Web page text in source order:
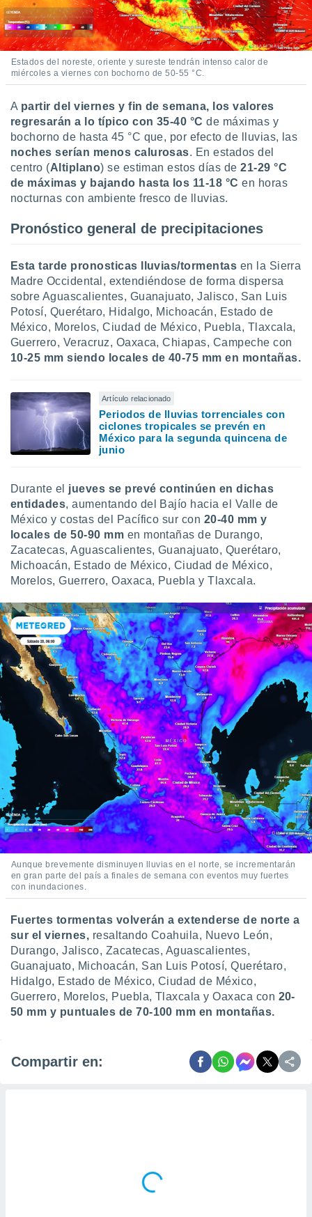
Estados del noreste, oriente y sureste tendrán intenso calor de
miércoles a viernes con bochorno de 50-55 °C.
A partir del viernes y fin de semana, los valores
regresarán a lo típico con 35-40 °Cde máximas y
bochorno de hasta 45 °C que, por efecto de lluvias, las
noches serían menos calurosas. En estados del
centro (Altiplano) se estiman estos días de21-29 °C
de máximas y bajando hasta los 11-18 °C en horas
nocturnas con ambiente fresco de lluvias.
Pronóstico general de precipitaciones
Esta tarde pronosticas lluvias/tormentas en la Sierra
Madre Occidental, extendiéndose de forma dispersa
sobre Aguascalientes, Guanajuato, Jalisco, San Luis
Potosí, Querétaro, Hidalgo, Michoacán, Estado de
México, Morelos, Ciudad de México, Puebla, Tlaxcala,
Guerrero, Veracruz, Oaxaca, Chiapas, Campeche con
10-25 mm siendo locales de 40-75 mm en montañas.
Artículo relacionado
Periodos de lluvias torrenciales con
ciclones tropicales se prevén en
México para la segunda quincena de
junio
Durante el jueves se prevé continúen en dichas
entidades, aumentando del Bajío hacia el Valle de
México y costas del Pacífico sur con 20-40 mm y
locales de 50-90 mm en montañas de Durango,
Zacatecas, Aguascalientes, Guanajuato, Querétaro,
Michoacán, Estado de México, Ciudad de México,
Morelos, Guerrero, Oaxaca, Puebla y Tlaxcala.
Aunque brevemente disminuyen lluvias en el norte, se incrementarán
en gran parte del país a finales de semana con eventos muy fuertes
con inundaciones.
Fuertes tormentas volverán a extenderse de norte a
sur el viernes, resaltando Coahuila, Nuevo León,
Durango, Jalisco, Zacatecas, Aguascalientes,
Guanajuato, Michoacán, San Luis Potosí, Querétaro,
Hidalgo, Estado de México, Ciudad de México,
Guerrero, Morelos, Puebla, Tlaxcala y Oaxaca con 20-
50 mm y puntuales de 70-100 mm en montañas.
Compartir en: